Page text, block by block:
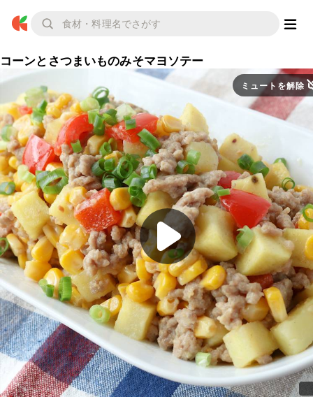
コーンとさつまいものみそマヨソテー
ミュートを解除